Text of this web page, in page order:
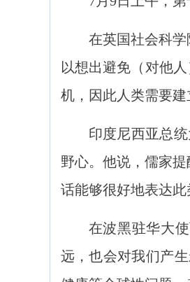
在英国社会科
以想出避免（对他
机，因此人类需要
印度尼西亚总
野心。他说，儒家
话能够很好地表达
在波黑驻华大
远，也会对我们产